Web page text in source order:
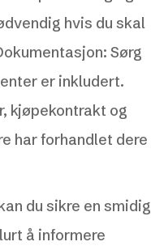
hvis du skal
Sørg
er inkludert.
kjøpekontrakt og
har forhandlet dere
du sikre en smidig
å informere